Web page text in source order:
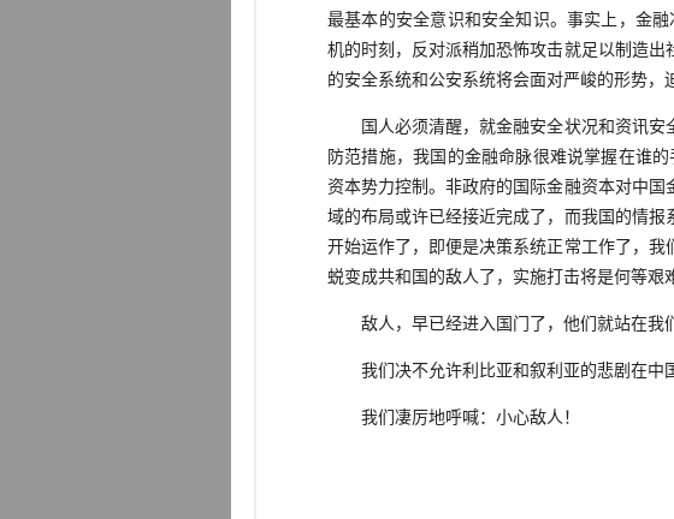
最基本的安全意识和安全知识。事实上，金
机的时刻，反对派稍加恐怖攻击就足以制造
的安全系统和公安系统将会面对严峻的形势，
国人必须清醒，就金融安全状况和资讯安
防范措施，我国的金融命脉很难说掌握在谁
资本势力控制。非政府的国际金融资本对中
域的布局或许已经接近完成了，而我国的情
开始运作了，即便是决策系统正常工作了，
蜕变成共和国的敌人了，实施打击将是何等艰
敌人，早已经进入国门了，他们就站在我们
我们决不允许利比亚和叙利亚的悲剧在中国
我们凄厉地呼喊：小心敌人！